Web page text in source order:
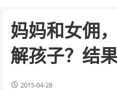
妈妈和女佣
解孩子？结
2015-04-28